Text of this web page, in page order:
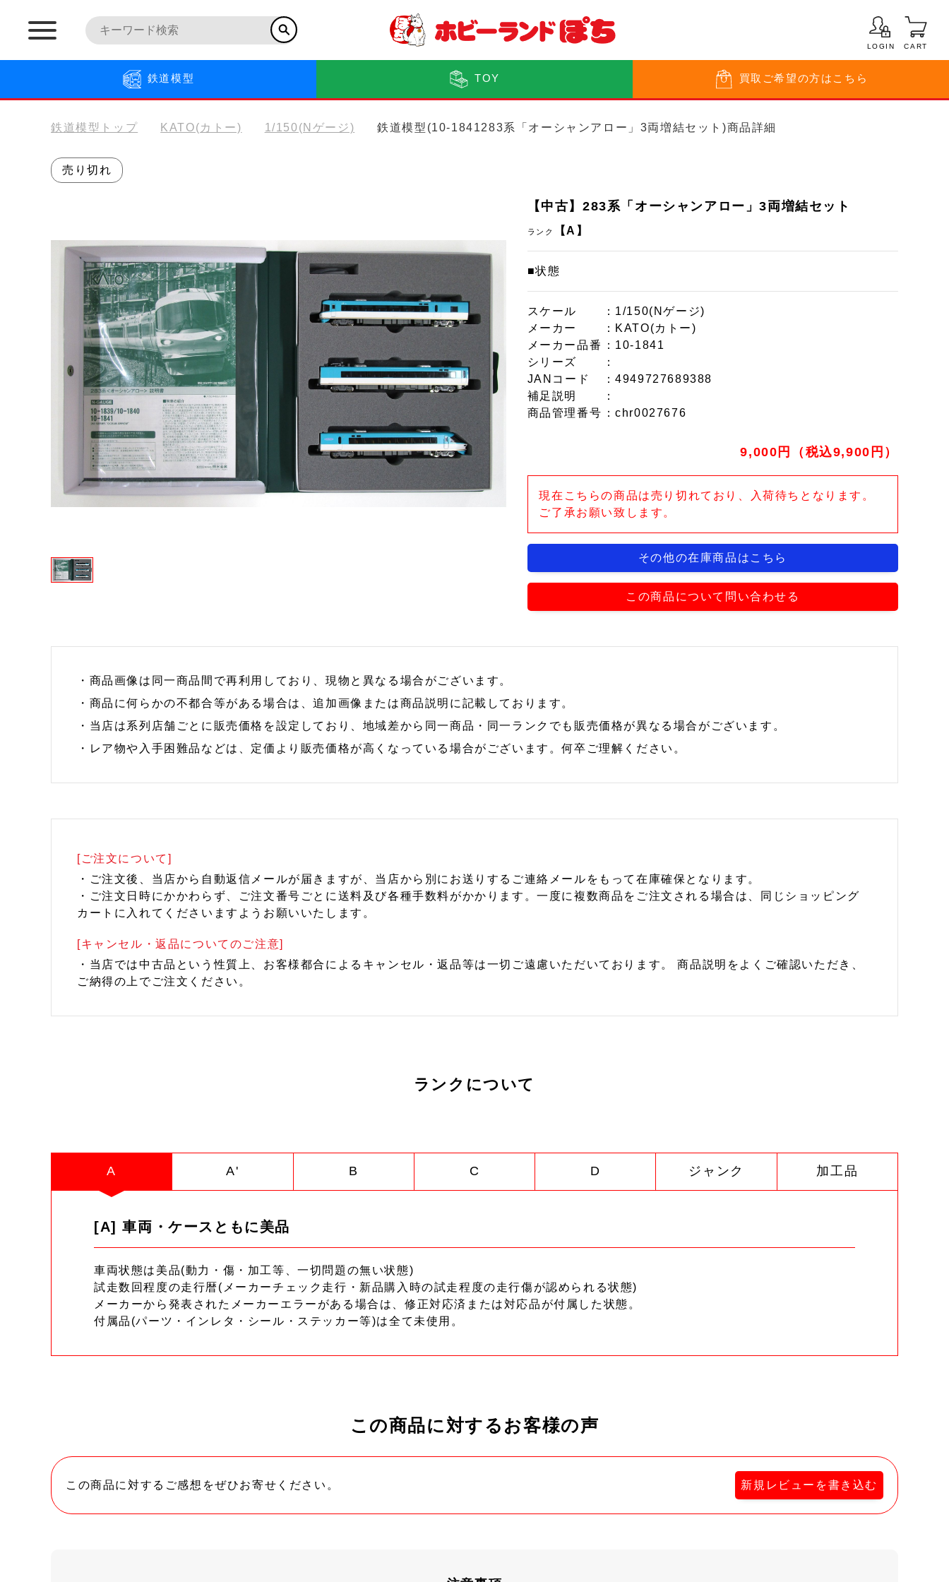
LOGIN CART
鉄道模型 TOY 買取 ご希望の方はこちら
鉄道模型トップ KATO(カトー) 1/150(Nゲージ) 鉄道模型(10-1841283系「オーシャンアロー」3両増結セット)商品詳細
売り切れ
【中古】283系「オーシャンアロー」3両増結セット
ランク 【A】
■状態
スケール
：1/150(Nゲージ)
メーカー
：KATO(カトー)
メーカー品番
：10-1841
シリーズ
：
JANコード
：4949727689388
補足説明
：
商品管理番号 ：chr0027676
9,000円（税込9,900円）
現在こちらの商品は売り切れており、入荷待ちとなります。
ご了承お願い致します。
その他の在庫商品はこちら
この商品について問い合わせる
・商品画像は同一商品間で再利用しており、現物と異なる場合がございます。
・商品に何らかの不都合等がある場合は、追加画像または商品説明に記載しております。
・当店は系列店舗ごとに販売価格を設定しており、地域差から同一商品・同一ランクでも販売価格が異なる場合がございます。
・レア物や入手困難品などは、定価より販売価格が高くなっている場合がございます。何卒ご理解ください。
[ご注文について]
・ご注文後、当店から自動返信メールが届きますが、当店から別にお送りするご連絡メールをもって在庫確保となります。
・ご注文日時にかかわらず、ご注文番号ごとに送料及び各種手数料がかかります。一度に複数商品をご注文される場合は、同じショッピング
カートに入れてくださいますようお願いいたします。
[キャンセル・返品についてのご注意]
・当店では中古品という性質上、お客様都合によるキャンセル・返品等は一切ご遠慮いただいております。 商品説明をよくご確認いただき、
ご納得の上でご注文ください。
ランクについて
A A' B C D ジャンク 加工品
[A] 車両・ケースともに美品
車両状態は美品(動力・傷・加工等、一切問題の無い状態)
試走数回程度の走行暦(メーカーチェック走行・新品購入時の試走程度の走行傷が認められる状態)
メーカーから発表されたメーカーエラーがある場合は、修正対応済または対応品が付属した状態。
付属品(パーツ・インレタ・シール・ステッカー等)は全て未使用。
この商品に対するお客様の声
この商品に対するご感想をぜひお寄せください。 新規レビューを書き込む